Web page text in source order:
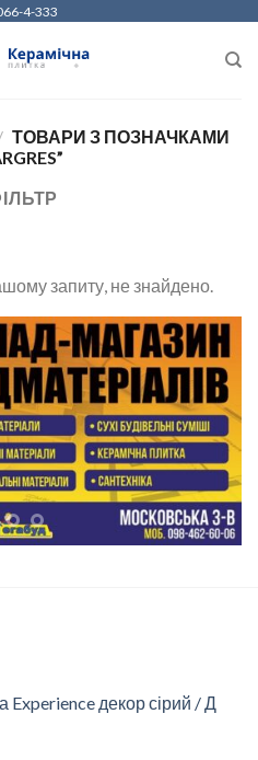
4-333
ТОВАРИ З ПОЗНАЧКАМИ
запиту, не знайдено.
Experience декор сірий / Д